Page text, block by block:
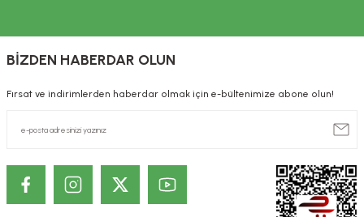
BİZDEN HABERDAR OLUN
Fırsat ve indirimlerden haberdar olmak için e-bültenimize abone olun!